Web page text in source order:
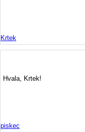
Krtek
Hvala, Krtek!
piskec